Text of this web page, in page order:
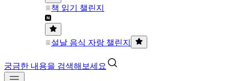
책 읽기 챌린지
설날 음식 자랑 챌린지
궁금한 내용을 검색해보세요